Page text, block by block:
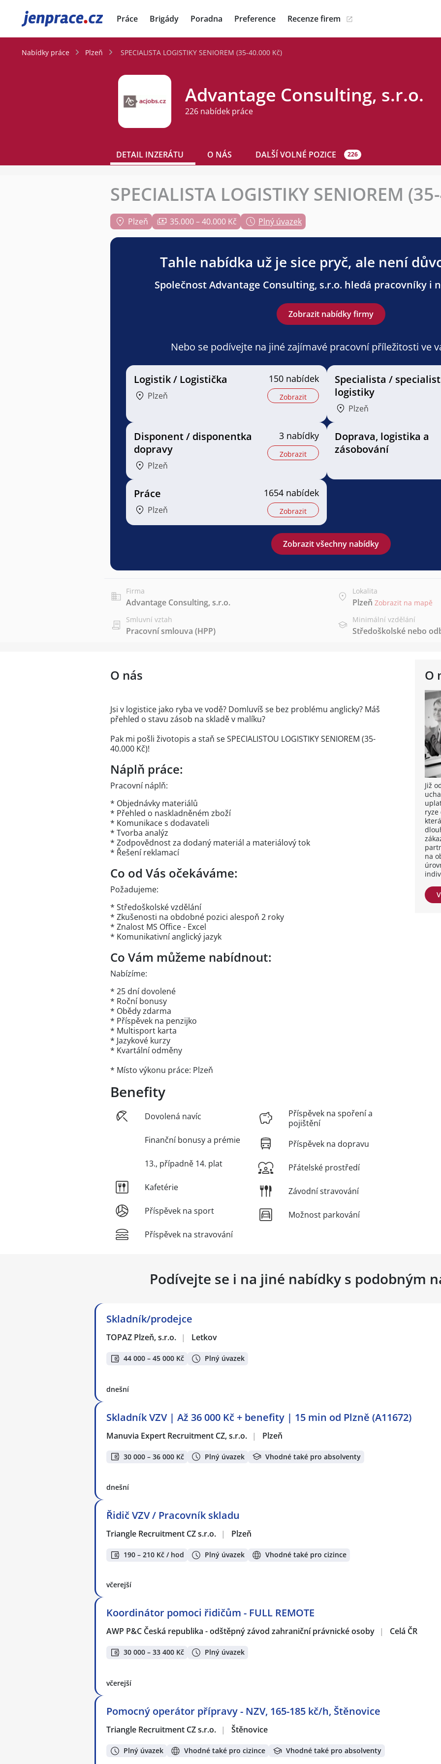
JenPráce.cz Práce Brigády Poradna Preference Recenze firem
Nabídky práce Plzeň SPECIALISTA LOGISTIKY SENIOREM (35-40.000 Kč)
Advantage Consulting, s.r.o.
226 nabídek práce
DETAIL INZERÁTU O NÁS DALŠÍ VOLNÉ POZICE 226
SPECIALISTA LOGISTIKY SENIOREM
Plzeň 35.000 – 40.000 Kč Plný úvazek
Tahle nabídka už je sice pryč, ale není
Společnost Advantage Consulting, s.r.o. hledá pracovníky i
Zobrazit nabídky firmy
Nebo se podívejte na jiné zajímavé pracovní příležitosti ve
Logistik / Logistička
Plzeň
150 nabídek
Zobrazit
Specialista /
logistiky
Plzeň
Disponent / disponentka
dopravy
Plzeň
3 nabídky
Zobrazit
Doprava, logistika a
zásobování
Práce
Plzeň
1654 nabídek
Zobrazit
Zobrazit všechny nabídky
Firma
Advantage Consulting, s.r.o.
Lokalita
Plzeň Zobrazit na mapě
Smluvní vztah
Pracovní smlouva (HPP)
Minimální vzdělání
Středoškolské nebo
O
Již
ryze
na
O nás
Jsi v logistice jako ryba ve vodě? Domluvíš se bez problému anglicky? Máš
přehled o stavu zásob na skladě v malíku?
Pak mi pošli životopis a staň se SPECIALISTOU LOGISTIKY SENIOREM (35-
40.000 Kč)!
Náplň práce:
Pracovní náplň:
* Objednávky materiálů
* Přehled o naskladněném zboží
* Komunikace s dodavateli
* Tvorba analýz
* Zodpovědnost za dodaný materiál a materiálový tok
* Řešení reklamací
Co od Vás očekáváme:
Požadujeme:
* Středoškolské vzdělání
* Zkušenosti na obdobné pozici alespoň 2 roky
* Znalost MS Office - Excel
* Komunikativní anglický jazyk
Co Vám můžeme nabídnout:
Nabízíme:
* 25 dní dovolené
* Roční bonusy
* Obědy zdarma
* Příspěvek na penzijko
* Multisport karta
* Jazykové kurzy
* Kvartální odměny
* Místo výkonu práce: Plzeň
Benefity
Dovolená navíc
Finanční bonusy a prémie
13., případně 14. plat
Kafetérie
Příspěvek na sport
Příspěvek na stravování
Příspěvek na spoření a
pojištění
Příspěvek na dopravu
Přátelské prostředí
Závodní stravování
Možnost parkování
Podívejte se i na jiné nabídky s podobným
Skladník/prodejce
TOPAZ Plzeň, s.r.o. | Letkov
44 000 – 45 000 Kč Plný úvazek
dnešní
Skladník VZV | Až 36 000 Kč + benefity | 15 min od Plzně (A11672)
Manuvia Expert Recruitment CZ, s.r.o. | Plzeň
30 000 – 36 000 Kč Plný úvazek Vhodné také pro absolventy
dnešní
Řidič VZV / Pracovník skladu
Triangle Recruitment CZ s.r.o. | Plzeň
190 – 210 Kč / hod Plný úvazek Vhodné také pro cizince
včerejší
Koordinátor pomoci řidičům - FULL REMOTE
AWP P&C Česká republika - odštěpný závod zahraniční právnické osoby | Celá ČR
30 000 – 33 400 Kč Plný úvazek
včerejší
Pomocný operátor přípravy - NZV, 165-185 kč/h, Štěnovice
Triangle Recruitment CZ s.r.o. | Štěnovice
Plný úvazek Vhodné také pro cizince Vhodné také pro absolventy